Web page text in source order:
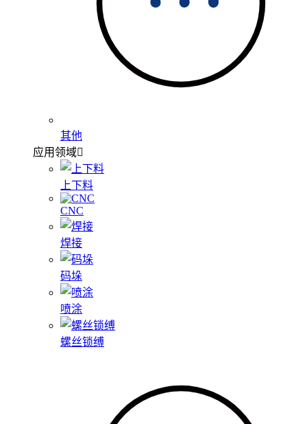
其他
应用领域
上下料
CNC
焊接
码垛
喷涂
螺丝锁缚